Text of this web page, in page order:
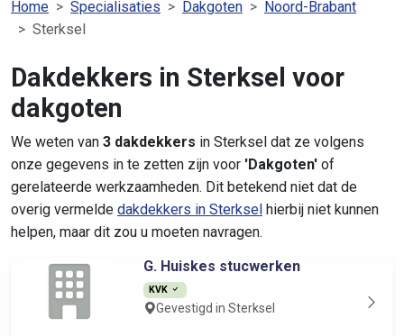
Home Specialisaties Dakgoten
Noord-Brabant
Sterksel
Dakdekkers in Sterksel voor
dakgoten
We weten van 3 dakdekkers in Sterksel dat ze volgens
onze gegevens in te zetten zijn voor 'Dakgoten' of
gerelateerde werkzaamheden. Dit betekend niet dat de
overig vermelde dakdekkers in Sterksel hierbij niet kunnen
helpen, maar dit zou u moeten navragen.
G. Huiskes stucwerken
KVK
Gevestigd in Sterksel